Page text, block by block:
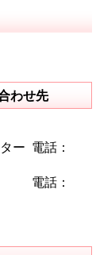
わせ先
ー 電話：
話：